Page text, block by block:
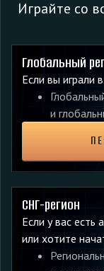
Играйте со
Глобальный
Если вы играли
и
СНГ-регион
Если у вас есть
или хотите
тестировании
попасть на
Любые действия
и заработанный
основной
НАМ ВАЖНЫ
Это основная
а также
ещё лучше.
Смело
новости, а